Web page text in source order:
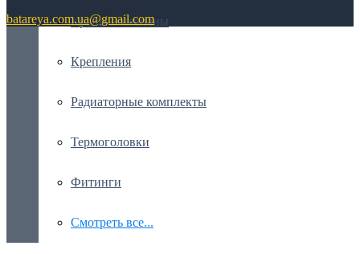
Краны и клапаны
Крепления
Радиаторные комплекты
Термоголовки
Фитинги
Смотреть все...
batareya.com.ua@gmail.com